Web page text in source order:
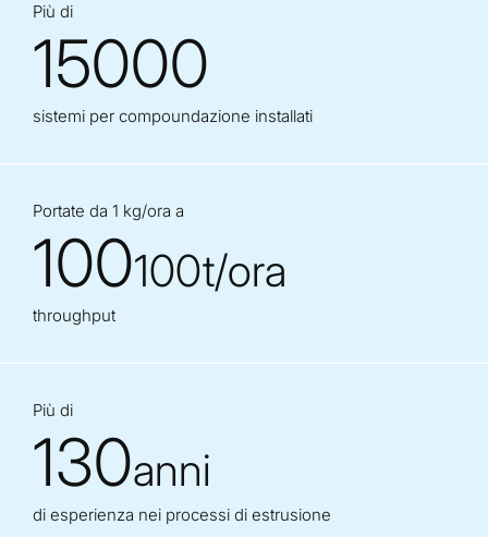
Più di
15000
sistemi per compoundazione installati
Portate da 1 kg/ora a
100100t/ora
throughput
Più di
130anni
di esperienza nei processi di estrusione